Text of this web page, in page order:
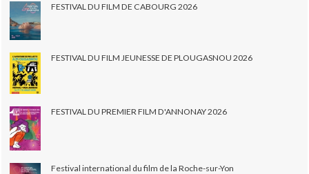
FESTIVAL DU FILM DE CABOURG 2026
FESTIVAL DU FILM JEUNESSE DE PLOUGASNOU 2026
FESTIVAL DU PREMIER FILM D'ANNONAY 2026
Festival international du film de la Roche-sur-Yon